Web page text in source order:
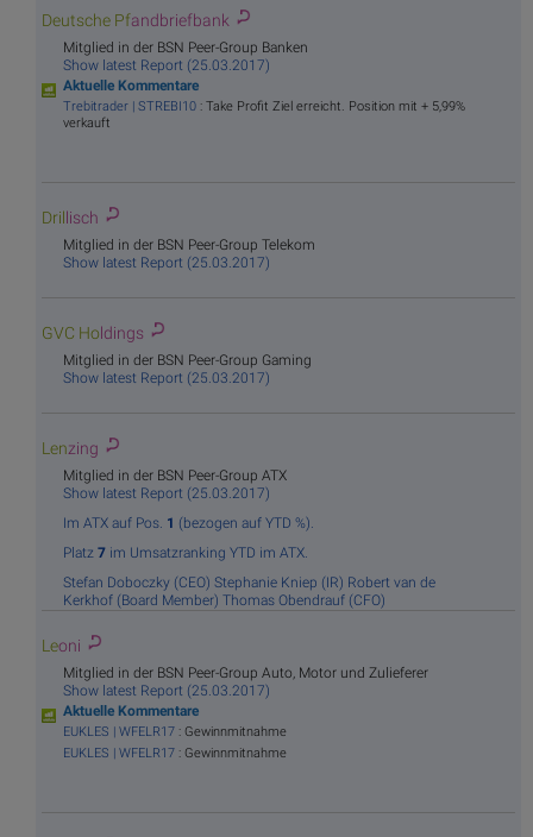
Deutsche Pfandbriefbank
Mitglied in der BSN Peer-Group Banken
Show latest Report (25.03.2017)
Aktuelle Kommentare
Trebitrader | STREBI10 : Take Profit Ziel erreicht. Position mit + 5,99%
verkauft
Drillisch
Mitglied in der BSN Peer-Group Telekom
Show latest Report (25.03.2017)
GVC Holdings
Mitglied in der BSN Peer-Group Gaming
Show latest Report (25.03.2017)
Lenzing
Mitglied in der BSN Peer-Group ATX
Show latest Report (25.03.2017)
Im ATX auf Pos. 1 (bezogen auf YTD %).
Platz 7 im Umsatzranking YTD im ATX.
Stefan Doboczky (CEO) Stephanie Kniep (IR) Robert van de
Kerkhof (Board Member) Thomas Obendrauf (CFO)
Leoni
Mitglied in der BSN Peer-Group Auto, Motor und Zulieferer
Show latest Report (25.03.2017)
Aktuelle Kommentare
EUKLES | WFELR17 : Gewinnmitnahme
EUKLES | WFELR17 : Gewinnmitnahme